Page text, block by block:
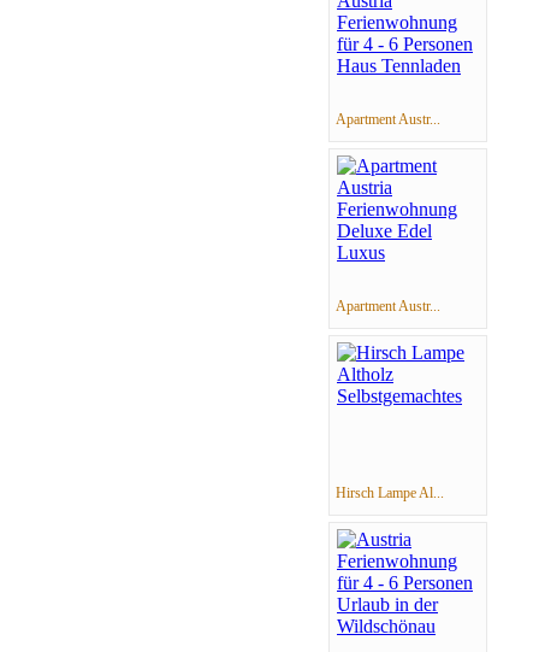
Apartment Austr...
Apartment Austr...
Hirsch Lampe Al...